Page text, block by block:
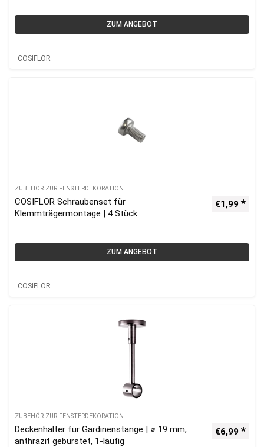
ZUM ANGEBOT
COSIFLOR
ZUBEHÖR ZUR FENSTERDEKORATION
COSIFLOR Schraubenset für
Klemmträgermontage | 4 Stück
€1,99
ZUM ANGEBOT
COSIFLOR
ZUBEHÖR ZUR FENSTERDEKORATION
Deckenhalter für Gardinenstange | ⌀ 19 mm,
anthrazit gebürstet, 1-läufig
€6,99